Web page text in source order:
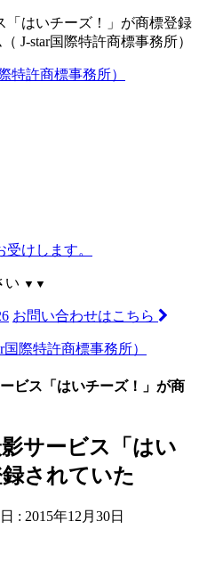
「はいチーズ！」が商標登録
J-star国際特許商標事務所）
い ▼▼
お問い合わせはこちら
際特許商標事務所）
ビス「はいチーズ！」が商
サービス「はい
されていた
: 2015年12月30日